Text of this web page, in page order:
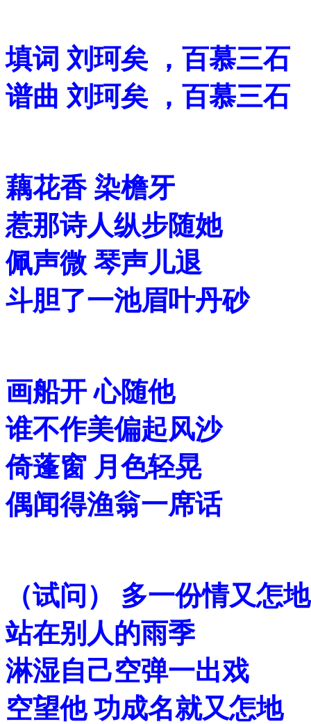
填词 刘珂矣 ，百慕三石
谱曲 刘珂矣 ，百慕三石
藕花香 染檐牙
惹那诗人纵步随她
佩声微 琴声儿退
斗胆了一池眉叶丹砂
画船开 心随他
谁不作美偏起风沙
倚蓬窗 月色轻晃
偶闻得渔翁一席话
（试问） 多一份情又怎地
站在别人的雨季
淋湿自己空弹一出戏
空望他 功成名就又怎地